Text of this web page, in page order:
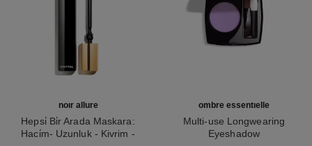
noir allure
Hepsi̇ Bi̇r Arada Maskara:
Haci̇m- Uzunluk - Kivrim -
ombre essentielle
Multi-use Longwearing
Eyeshadow